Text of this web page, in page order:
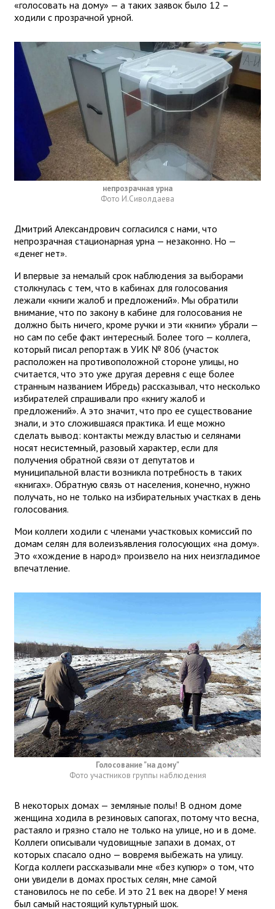
«голосовать на дому» — а таких заявок было 12 –
ходили с прозрачной урной.
непрозрачная урна
Фото И.Сиволдаева
Дмитрий Александрович согласился с нами, что
непрозрачная стационарная урна — незаконно. Но —
«денег нет».
И впервые за немалый срок наблюдения за выборами
столкнулась с тем, что в кабинах для голосования
лежали «книги жалоб и предложений». Мы обратили
внимание, что по закону в кабине для голосования не
должно быть ничего, кроме ручки и эти «книги» убрали —
но сам по себе факт интересный. Более того — коллега,
который писал репортаж в УИК № 806 (участок
расположен на противоположной стороне улицы, но
считается, что это уже другая деревня с еще более
странным названием Ибредь) рассказывал, что несколько
избирателей спрашивали про «книгу жалоб и
предложений». А это значит, что про ее существование
знали, и это сложившаяся практика. И еще можно
сделать вывод: контакты между властью и селянами
носят несистемный, разовый характер, если для
получения обратной связи от депутатов и
муниципальной власти возникла потребность в таких
«книгах». Обратную связь от населения, конечно, нужно
получать, но не только на избирательных участках в день
голосования.
Мои коллеги ходили с членами участковых комиссий по
домам селян для волеизъявления голосующих «на дому».
Это «хождение в народ» произвело на них неизгладимое
впечатление.
Голосование "на дому"
Фото участников группы наблюдения
В некоторых домах — земляные полы! В одном доме
женщина ходила в резиновых сапогах, потому что весна,
растаяло и грязно стало не только на улице, но и в доме.
Коллеги описывали чудовищные запахи в домах, от
которых спасало одно — вовремя выбежать на улицу.
Когда коллеги рассказывали мне «без купюр» о том, что
они увидели в домах простых селян, мне самой
становилось не по себе. И это 21 век на дворе! У меня
был самый настоящий культурный шок.